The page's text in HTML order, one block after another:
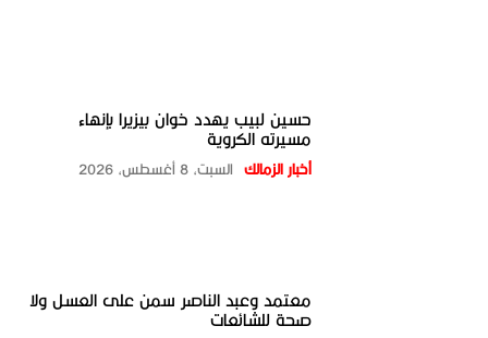
حسين لبيب يهدد خوان بيزيرا بإنهاء
مسيرته الكروية
أخبار الزمالك السبت، 8 أغسطس، 2026
معتمد وعبد الناصر سمن على العسل ولا
صحة للشائعات